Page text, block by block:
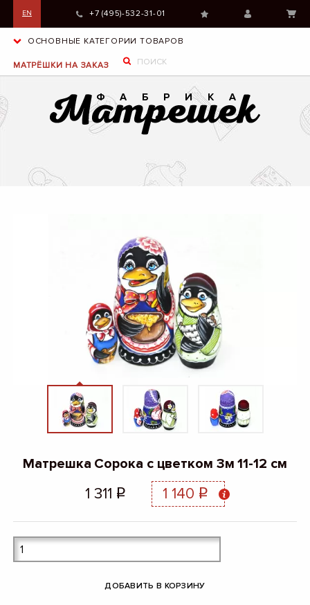
EN +7 (495)-532-31-01
ОСНОВНЫЕ КАТЕГОРИИ ТОВАРОВ
МАТРЁШКИ НА ЗАКАЗ
Матрешка Сорока с цветком 3м 11-12 см
1 311 q 1 140 q
ДОБАВИТЬ В КОРЗИНУ